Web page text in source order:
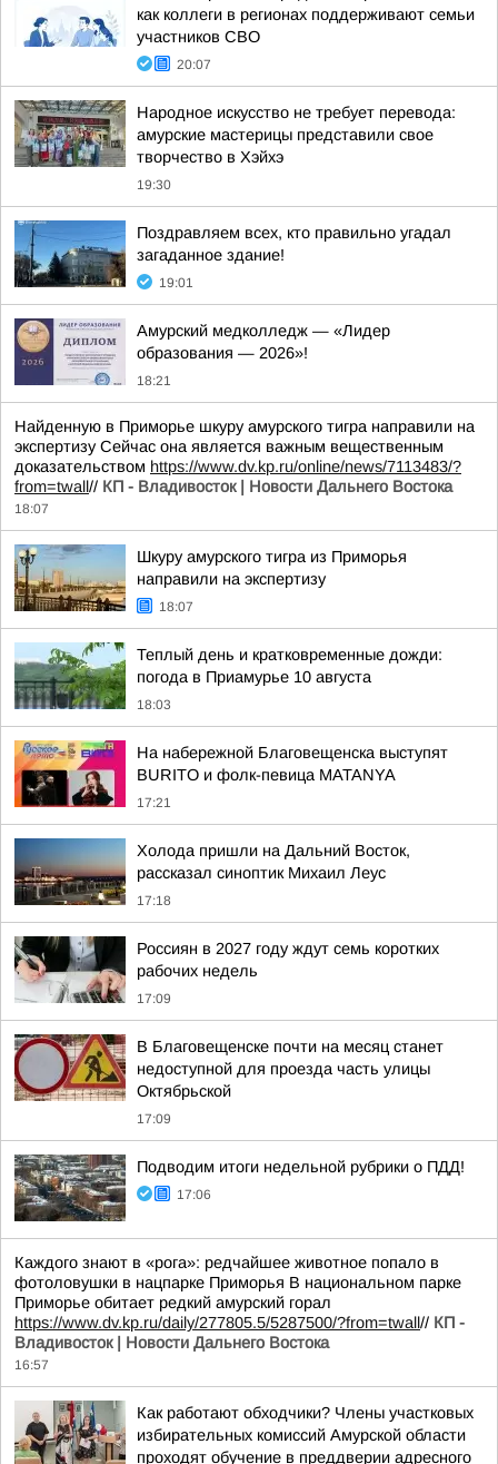
как коллеги в регионах поддерживают семьи
участников СВО
20:07
Народное искусство не требует перевода:
амурские мастерицы представили свое
творчество в Хэйхэ
19:30
Поздравляем всех, кто правильно угадал
загаданное здание!
19:01
Амурский медколледж — «Лидер
образования — 2026»!
18:21
Найденную в Приморье шкуру амурского тигра направили на
экспертизу Сейчас она является важным вещественным
доказательством https://www.dv.kp.ru/online/news/7113483/?
from=twall// КП - Владивосток | Новости Дальнего Востока
18:07
Шкуру амурского тигра из Приморья
направили на экспертизу
18:07
Теплый день и кратковременные дожди:
погода в Приамурье 10 августа
18:03
На набережной Благовещенска выступят
BURITO и фолк-певица MATANYA
17:21
Холода пришли на Дальний Восток,
рассказал синоптик Михаил Леус
17:18
Россиян в 2027 году ждут семь коротких
рабочих недель
17:09
В Благовещенске почти на месяц станет
недоступной для проезда часть улицы
Октябрьской
17:09
Подводим итоги недельной рубрики о ПДД!
17:06
Каждого знают в «рога»: редчайшее животное попало в
фотоловушки в нацпарке Приморья В национальном парке
Приморье обитает редкий амурский горал
https://www.dv.kp.ru/daily/277805.5/5287500/?from=twall// КП -
Владивосток | Новости Дальнего Востока
16:57
Как работают обходчики? Члены участковых
избирательных комиссий Амурской области
проходят обучение в преддверии адресного